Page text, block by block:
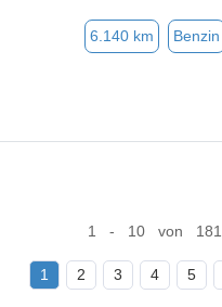
6.140 km Benzin
1 - 10 von 181
1 2 3 4 5